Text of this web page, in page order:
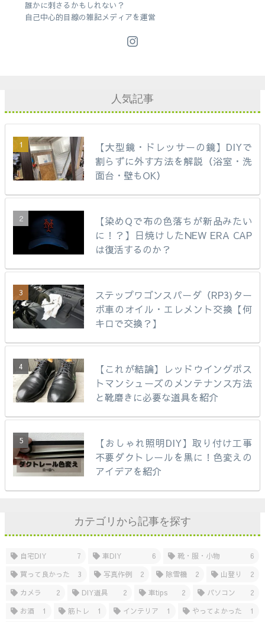
誰かに刺さるかもしれない？
自己中心的目線の雑記メディアを運営
人気記事
【大型鏡・ドレッサーの鏡】DIYで
割らずに外す方法を解説（浴室・洗
面台・壁もOK）
【染めQで布の色落ちが新品みたい
に！？】日焼けしたNEW ERA CAP
は復活するのか？
ステップワゴンスパーダ（RP3)ター
ボ車のオイル・エレメント交換【何
キロで交換？】
【これが結論】レッドウイングポス
トマンシューズのメンテナンス方法
と靴磨きに必要な道具を紹介
【おしゃれ照明DIY】取り付け工事
不要ダクトレールを黒に！色変えの
アイデアを紹介
カテゴリから記事を探す
自宅DIY 7 車DIY 6 靴・服・小物
6
買って良かった
3 写真作例 2 除雪機 2 山登り
2
カメラ
2 DIY道具 2 車tips 2 パソコン
2
お酒
1 筋トレ 1 インテリア 1 やってよかった 1